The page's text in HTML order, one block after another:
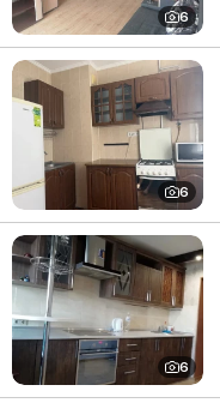
6
6
6